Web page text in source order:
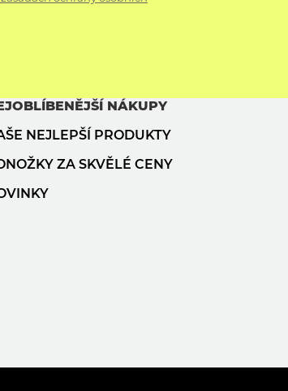
NÁKUPY
NEJLEPŠÍ PRODUKTY
ZA SKVĚLÉ CENY